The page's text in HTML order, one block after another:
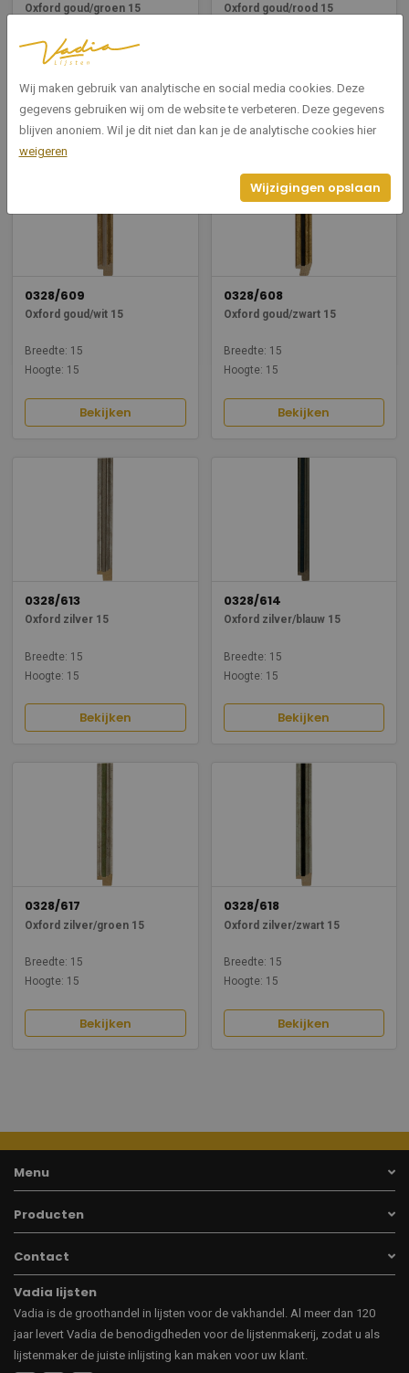
Oxford goud/groen 15
Breedte: 15
Hoogte: 15
Bekijken
Oxford goud/rood 15
Bekijken
0328/609
Oxford goud/wit 15
Breedte: 15
Hoogte: 15
Bekijken
0328/608
Oxford goud/zwart 15
Breedte: 15
Hoogte: 15
Bekijken
0328/613
Oxford zilver 15
Breedte: 15
Hoogte: 15
Bekijken
0328/614
Oxford zilver/blauw 15
Breedte: 15
Hoogte: 15
Bekijken
0328/617
Oxford zilver/groen 15
Breedte: 15
Hoogte: 15
Bekijken
0328/618
Oxford zilver/zwart 15
Breedte: 15
Hoogte: 15
Bekijken
Menu
Producten
Contact
Vadia lijsten
Vadia is de groothandel in lijsten voor de vakhandel. Al meer dan 120
jaar levert Vadia de benodigdheden voor de lijstenmakerij, zodat u als
lijstenmaker de juiste inlijsting kan maken voor uw klant.
Wij maken gebruik van analytische en social media cookies. Deze
gegevens gebruiken wij om de website te verbeteren. Deze gegevens
blijven anoniem. Wil je dit niet dan kan je de analytische cookies hier
weigeren
Wijzigingen opslaan